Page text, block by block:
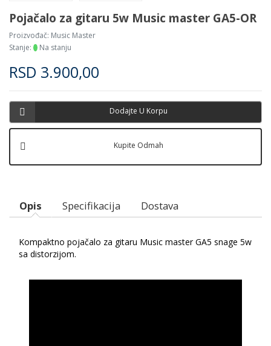
Pojačalo za gitaru 5w Music master GA5-OR
Proizvođač: Music Master
Stanje:
Na stanju
RSD 3.900,00
Dodajte U Korpu
Kupite Odmah
Opis Specifikacija Dostava
Kompaktno pojačalo za gitaru Music master GA5 snage 5w
sa distorzijom.